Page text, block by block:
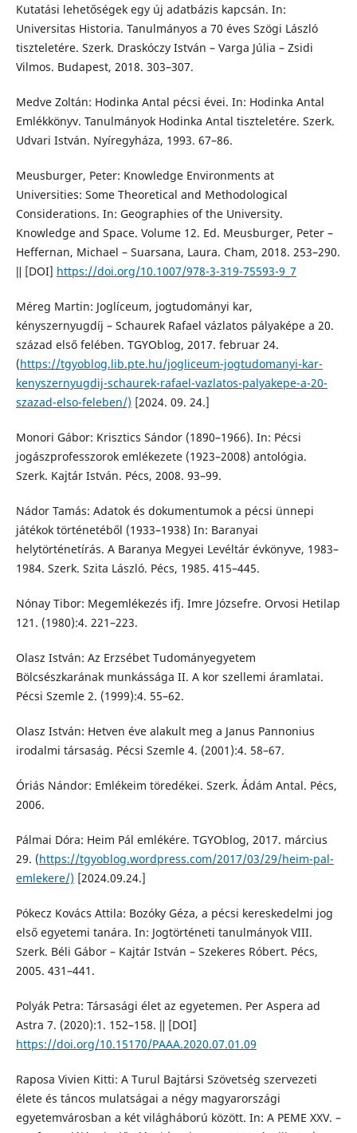
Kutatási lehetőségek egy új adatbázis kapcsán. In:
Universitas Historia. Tanulmányos a 70 éves Szögi László
tiszteletére. Szerk. Draskóczy István – Varga Júlia – Zsidi
Vilmos. Budapest, 2018. 303–307.
Medve Zoltán: Hodinka Antal pécsi évei. In: Hodinka Antal
Emlékkönyv. Tanulmányok Hodinka Antal tiszteletére. Szerk.
Udvari István. Nyíregyháza, 1993. 67–86.
Meusburger, Peter: Knowledge Environments at
Universities: Some Theoretical and Methodological
Considerations. In: Geographies of the University.
Knowledge and Space. Volume 12. Ed. Meusburger, Peter –
Heffernan, Michael – Suarsana, Laura. Cham, 2018. 253–290.
ǁ [DOI] https://doi.org/10.1007/978-3-319-75593-9_7
Méreg Martin: Joglíceum, jogtudományi kar,
kényszernyugdíj – Schaurek Rafael vázlatos pályaképe a 20.
század első felében. TGYOblog, 2017. februar 24.
(https://tgyoblog.lib.pte.hu/jogliceum-jogtudomanyi-kar-
kenyszernyugdij-schaurek-rafael-vazlatos-palyakepe-a-20-
szazad-elso-feleben/) [2024. 09. 24.]
Monori Gábor: Krisztics Sándor (1890–1966). In: Pécsi
jogászprofesszorok emlékezete (1923–2008) antológia.
Szerk. Kajtár István. Pécs, 2008. 93–99.
Nádor Tamás: Adatok és dokumentumok a pécsi ünnepi
játékok történetéből (1933–1938) In: Baranyai
helytörténetírás. A Baranya Megyei Levéltár évkönyve, 1983–
1984. Szerk. Szita László. Pécs, 1985. 415–445.
Nónay Tibor: Megemlékezés ifj. Imre Józsefre. Orvosi Hetilap
121. (1980):4. 221–223.
Olasz István: Az Erzsébet Tudományegyetem
Bölcsészkarának munkássága II. A kor szellemi áramlatai.
Pécsi Szemle 2. (1999):4. 55–62.
Olasz István: Hetven éve alakult meg a Janus Pannonius
irodalmi társaság. Pécsi Szemle 4. (2001):4. 58–67.
Óriás Nándor: Emlékeim töredékei. Szerk. Ádám Antal. Pécs,
2006.
Pálmai Dóra: Heim Pál emlékére. TGYOblog, 2017. március
29. (https://tgyoblog.wordpress.com/2017/03/29/heim-pal-
emlekere/) [2024.09.24.]
Pókecz Kovács Attila: Bozóky Géza, a pécsi kereskedelmi jog
első egyetemi tanára. In: Jogtörténeti tanulmányok VIII.
Szerk. Béli Gábor – Kajtár István – Szekeres Róbert. Pécs,
2005. 431–441.
Polyák Petra: Társasági élet az egyetemen. Per Aspera ad
Astra 7. (2020):1. 152–158. ǁ [DOI]
https://doi.org/10.15170/PAAA.2020.07.01.09
Raposa Vivien Kitti: A Turul Bajtársi Szövetség szervezeti
élete és táncos mulatságai a négy magyarországi
egyetemvárosban a két világháború között. In: A PEME XXV. –